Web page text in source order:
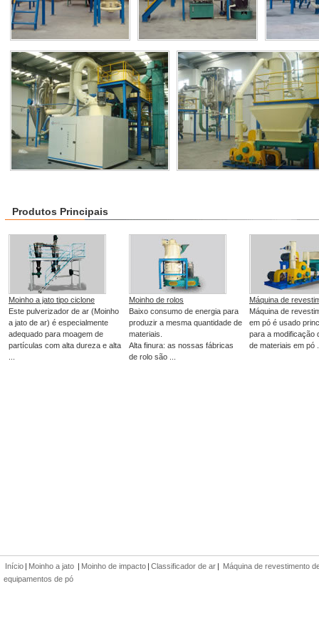
Produtos Principais
Moinho a jato tipo ciclone
Este pulverizador de ar (Moinho
a jato de ar) é especialmente
adequado para moagem de
partículas com alta dureza e alta
Moinho de rolos
Baixo consumo de energia para
produzir a mesma quantidade de
materiais.
Alta finura: as nossas fábricas
de rolo são ...
Máquina de
Máquina de
em pó é usado
para a modificação
de materiais em pó
Início | Moinho a jato | Moinho de impacto | Classificador de ar | Máquina de revestimento
equipamentos de pó